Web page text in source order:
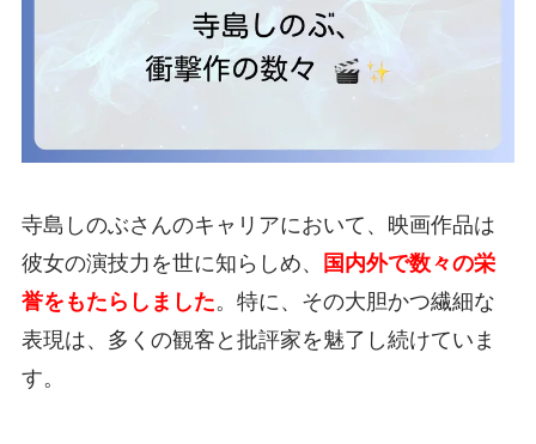
寺島しのぶさんのキャリアにおいて、映画作品は
彼女の演技力を世に知らしめ、
国内外で数々の栄
誉をもたらしました。特に、その大胆かつ繊細な
表現は、多くの観客と批評家を魅了し続けていま
す。